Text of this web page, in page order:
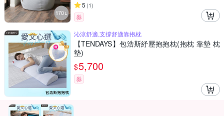
5 (1)
券
沁涼舒適,支撐舒適靠抱枕
【TENDAYS】包浩斯紓壓抱抱枕(抱枕 靠墊 枕
墊)
$5,700
券